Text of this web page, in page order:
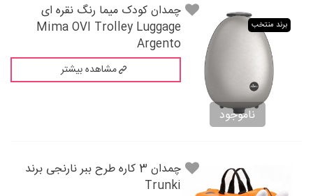
برند منتخب
ناموجود
چمدان کودک میما رنگ نقره ای
Mima OVI Trolley Luggage
Argento
مشاهده بیشتر
چمدان 3 کاره طرح ببر نارنجی برند
Trunki